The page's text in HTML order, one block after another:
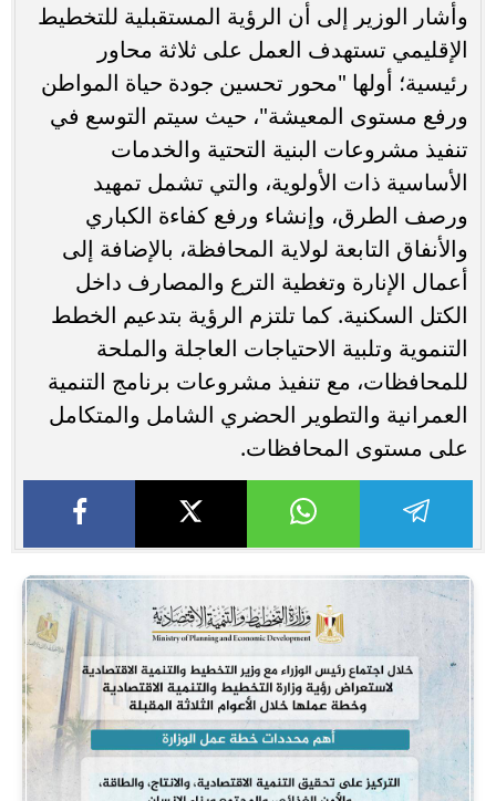
وأشار الوزير إلى أن الرؤية المستقبلية للتخطيط
الإقليمي تستهدف العمل على ثلاثة محاور
رئيسية؛ أولها "محور تحسين جودة حياة المواطن
ورفع مستوى المعيشة"، حيث سيتم التوسع في
تنفيذ مشروعات البنية التحتية والخدمات
الأساسية ذات الأولوية، والتي تشمل تمهيد
ورصف الطرق، وإنشاء ورفع كفاءة الكباري
والأنفاق التابعة لولاية المحافظة، بالإضافة إلى
أعمال الإنارة وتغطية الترع والمصارف داخل
الكتل السكنية. كما تلتزم الرؤية بتدعيم الخطط
التنموية وتلبية الاحتياجات العاجلة والملحة
للمحافظات، مع تنفيذ مشروعات برنامج التنمية
العمرانية والتطوير الحضري الشامل والمتكامل
على مستوى المحافظات.